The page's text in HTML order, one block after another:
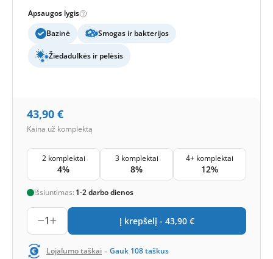
Apsaugos lygis
Bazinė
Smogas ir bakterijos
Žiedadulkės ir pelėsis
43,90 €
Kaina už komplektą
2 komplektai
4%
3 komplektai
8%
4+ komplektai
12%
Išsiuntimas: 1-2 darbo dienos
1 Į krepšelį - 43,90 €
Lojalumo taškai - Gauk 108taškus